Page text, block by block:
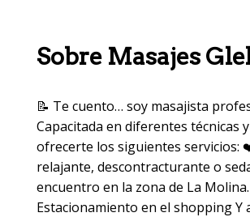
Sobre Masajes
📝 Te cuento… soy masajista
Capacitada en diferentes técnicas
ofrecerte los siguientes servicios:
relajante, descontracturante o
encuentro en la zona de La Molina.
Estacionamiento en el shopping Y